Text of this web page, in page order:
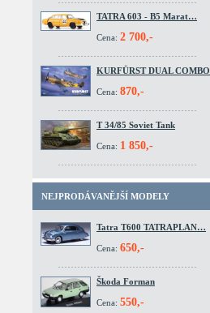
TATRA 603 - B5 Marat…
Cena: 2 700,-
KURFÜRST DUAL COMBO
Cena: 870,-
T 34/85 Soviet Tank
Cena: 1 850,-
NEJPRODÁVANĚJŠÍ MODELY
Tatra T600 TATRAPLAN…
Cena: 650,-
Škoda Forman
Cena: 550,-